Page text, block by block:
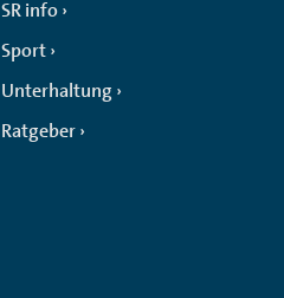
SR info
Sport
Unterhaltung
Ratgeber